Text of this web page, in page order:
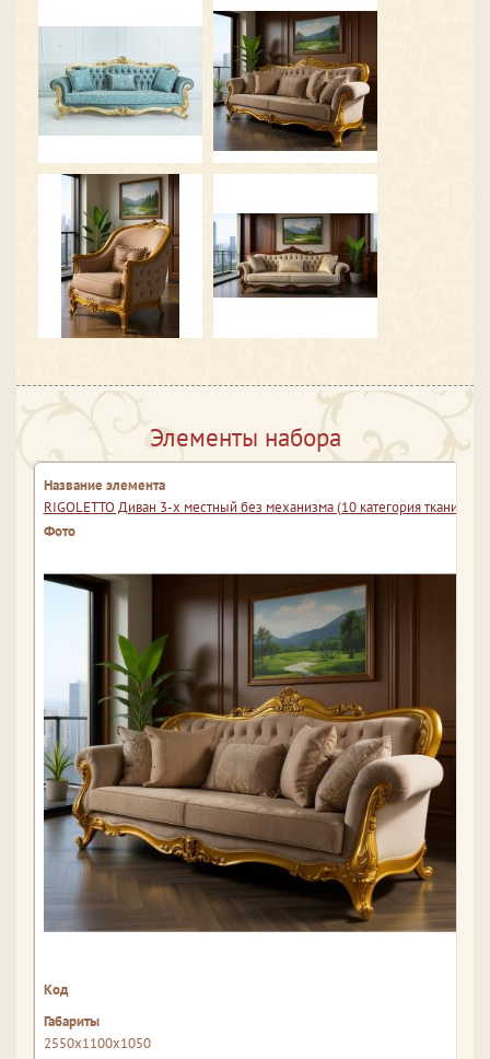
Элементы набора
RIGOLETTO Диван 3-х местный без механизма (10 категория ткани)
2550x1100x1050